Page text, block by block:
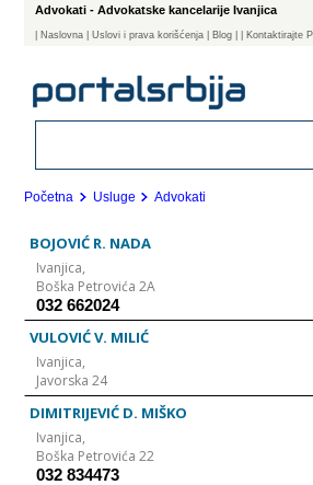
Advokati - Advokatske kancelarije Ivanjica
Naslovna | Uslovi i prava korišćenja Blog | Kontaktirajte
Početna Usluge Advokati
BOJOVIĆ R. NADA
Ivanjica,
Boška Petrovića 2A
032 662024
VULOVIĆ V. MILIĆ
Ivanjica,
Javorska 24
DIMITRIJEVIĆ D. MIŠKO
Ivanjica,
Boška Petrovića 22
032 834473